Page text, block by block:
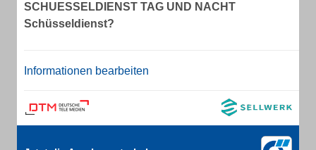
SCHUESSELDIENST TAG UND NACHT
Schüsseldienst?
Informationen bearbeiten